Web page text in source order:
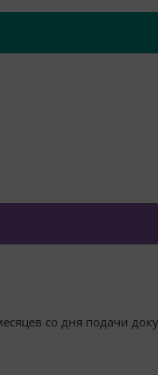
со дня подачи